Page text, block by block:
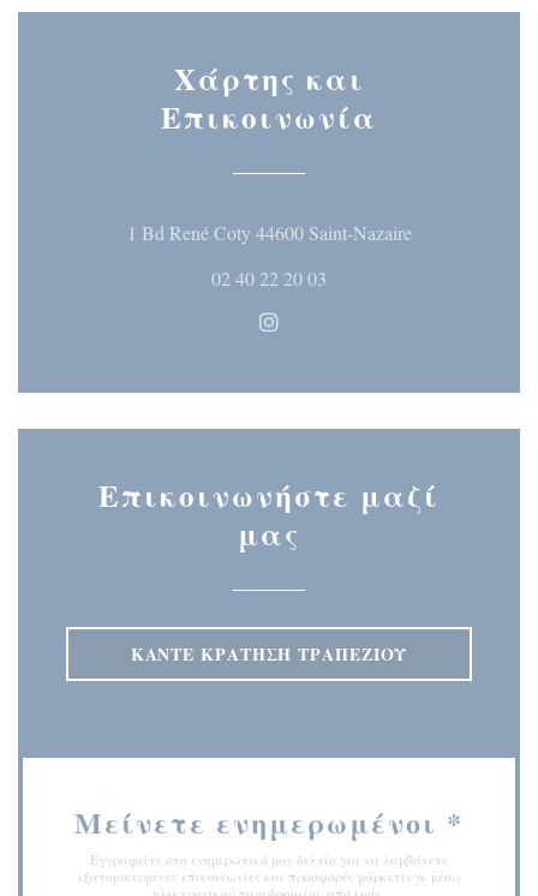
Χάρτης και
Επικοινωνία
1 Bd René Coty 44600 Saint-Nazaire((ανοίγει σε
02 40 22 20 03
Instagram ((ανοίγει σε νέο
Επικοινωνήστε μαζί
μας
ΚΆΝΤΕ ΚΡΆΤΗΣΗ ΤΡΑΠΕΖΙΟΎ
Μείνετε ενημερωμένοι *
Εγγραφείτε στο ενημερωτικό μας δελτίο για να λαμβάνετε
εξατομικευμένες επικοινωνίες και προσφορές μάρκετινγκ μέσω